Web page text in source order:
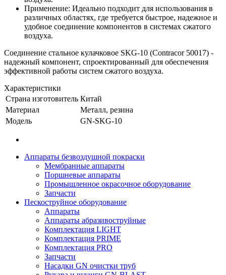
Применение: Идеально подходит для использования в
различных областях, где требуется быстрое, надежное и
удобное соединение компонентов в системах сжатого
воздуха.
Соединение стальное кулачковое SKG-10 (Contracor 50017) -
надежный компонент, спроектированный для обеспечения
эффективной работы систем сжатого воздуха.
Характеристики
Страна изготовитель Китай
Материал
Металл, резина
Модель
GN-SKG-10
Аппараты безвоздушной покраски
Мембранные аппараты
Поршневые аппараты
Промышленное окрасочное оборудование
Запчасти
Пескоструйное оборудование
Аппараты
Аппараты абразивоструйные
Комплектация LIGHT
Комплектация PRIME
Комплектация PRO
Запчасти
Насадки GN очистки труб